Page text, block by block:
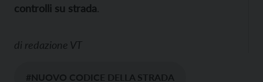
controlli su strada.
di redazione VT
#NUOVO CODICE DELLA STRADA